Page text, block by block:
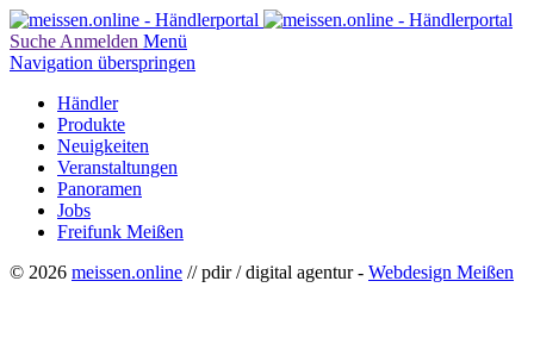
Suche Anmelden Menü
Navigation überspringen
Händler
Produkte
Neuigkeiten
Veranstaltungen
Panoramen
Jobs
Freifunk Meißen
© 2026 meissen.online // pdir / digital agentur - Webdesign Meißen